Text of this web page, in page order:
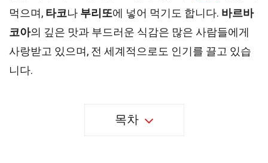
먹으며, 타코나 부리또에 넣어 먹기도 합니다. 바르바
코아의 깊은 맛과 부드러운 식감은 많은 사람들에게
사랑받고 있으며, 전 세계적으로도 인기를 끌고 있습
니다.
목차